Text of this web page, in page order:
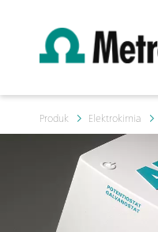
Produk Elektrokimia